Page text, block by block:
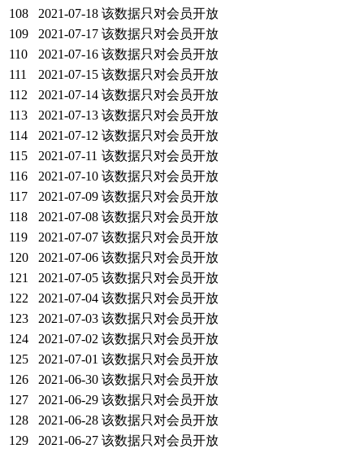
108
2021-07-18 该数据只对会员开放
109
2021-07-17 该数据只对会员开放
110
2021-07-16 该数据只对会员开放
111
2021-07-15 该数据只对会员开放
112
2021-07-14 该数据只对会员开放
113
2021-07-13 该数据只对会员开放
114
2021-07-12 该数据只对会员开放
115
2021-07-11 该数据只对会员开放
116
2021-07-10 该数据只对会员开放
117
2021-07-09 该数据只对会员开放
118
2021-07-08 该数据只对会员开放
119
2021-07-07 该数据只对会员开放
120
2021-07-06 该数据只对会员开放
121
2021-07-05 该数据只对会员开放
122
2021-07-04 该数据只对会员开放
123
2021-07-03 该数据只对会员开放
124
2021-07-02 该数据只对会员开放
125
2021-07-01 该数据只对会员开放
126
2021-06-30 该数据只对会员开放
127
2021-06-29 该数据只对会员开放
128
2021-06-28 该数据只对会员开放
129
2021-06-27 该数据只对会员开放